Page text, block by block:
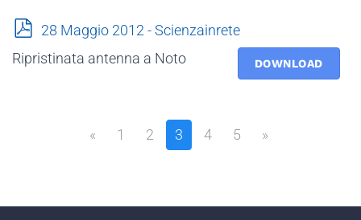
p
f
28 Maggio 2012 - Scienzainrete
DOWNLOAD
Ripristinata antenna a Noto
« 1 2 3 4 5 »